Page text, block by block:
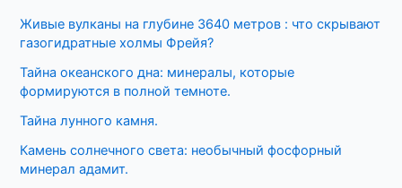
Живые вулканы на глубине 3640 метров : что скрывают
газогидратные холмы Фрейя?
Тайна океанского дна: минералы, которые
формируются в полной темноте.
Тайна лунного камня.
Камень солнечного света: необычный фосфорный
минерал адамит.